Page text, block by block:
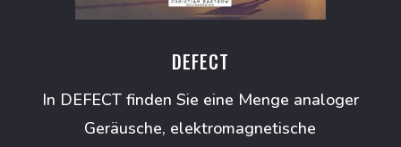
DEFECT
In DEFECT finden Sie eine Menge analoger
Geräusche, elektromagnetische